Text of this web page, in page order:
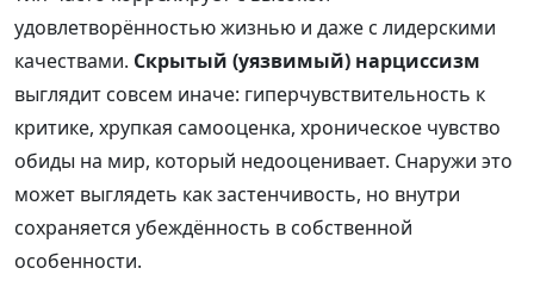
удовлетворённостью жизнью и даже с лидерскими
качествами. Скрытый (уязвимый) нарциссизм
выглядит совсем иначе: гиперчувствительность к
критике, хрупкая самооценка, хроническое чувство
обиды на мир, который недооценивает. Снаружи это
может выглядеть как застенчивость, но внутри
сохраняется убеждённость в собственной
особенности.